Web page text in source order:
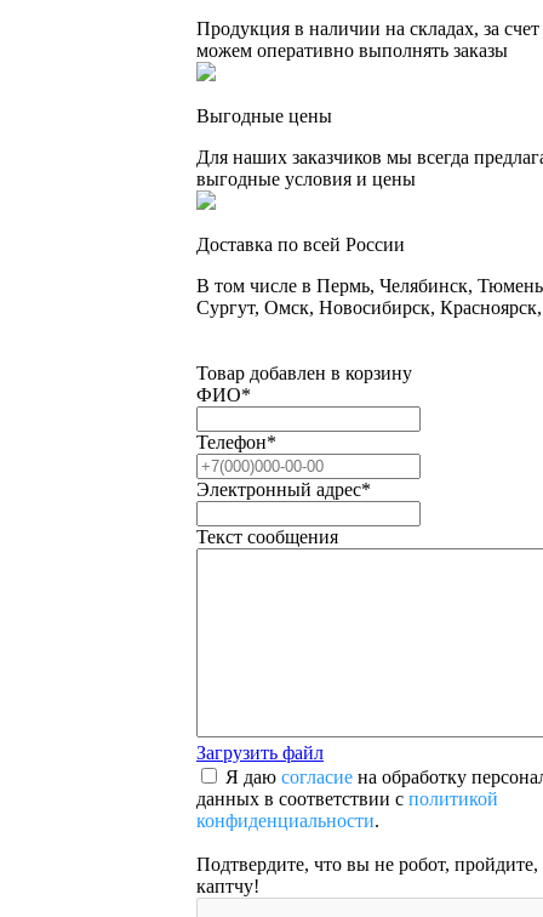
Продукция в наличии на складах, за
можем оперативно выполнять заказы
Выгодные цены
Для наших заказчиков мы всегда
выгодные условия и цены
Доставка по всей России
В том числе в Пермь, Челябинск,
Сургут, Омск, Новосибирск, Красноярск,
Товар добавлен в корзину
ФИО*
Телефон*
Электронный адрес*
Текст сообщения
Загрузить файл
Я даю согласие на обработку
данных в соответствии с политикой
конфиденциальности.
Подтвердите, что вы не робот,
каптчу!